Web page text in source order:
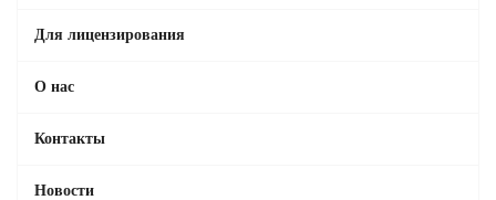
Для лицензирования
О нас
Контакты
Новости